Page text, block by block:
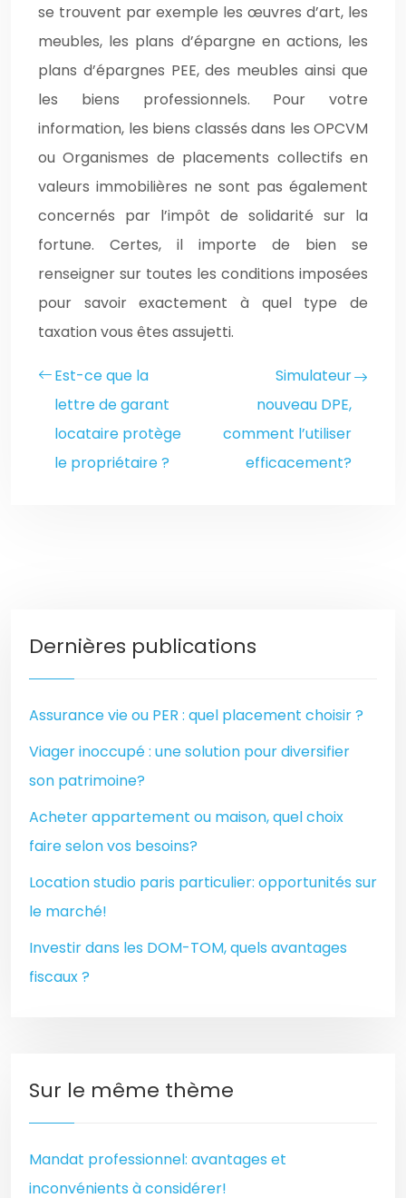
se trouvent par exemple les œuvres d’art, les
meubles, les plans d’épargne en actions, les
plans d’épargnes PEE, des meubles ainsi que
les biens professionnels. Pour votre
information, les biens classés dans les OPCVM
ou Organismes de placements collectifs en
valeurs immobilières ne sont pas également
concernés par l’impôt de solidarité sur la
fortune. Certes, il importe de bien se
renseigner sur toutes les conditions imposées
pour savoir exactement à quel type de
taxation vous êtes assujetti.
Est-ce que la
lettre de garant
locataire protège
le propriétaire ?
Simulateur
nouveau DPE,
comment l’utiliser
efficacement?
Dernières publications
Assurance vie ou PER : quel placement choisir ?
Viager inoccupé : une solution pour diversifier
son patrimoine?
Acheter appartement ou maison, quel choix
faire selon vos besoins?
Location studio paris particulier: opportunités sur
le marché!
Investir dans les DOM-TOM, quels avantages
fiscaux ?
Sur le même thème
Mandat professionnel: avantages et
inconvénients à considérer!